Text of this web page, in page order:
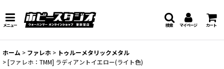
メニュー マイページ カート
検索
ホーム > ファレホ > トゥルーメタリックメタル
>[ファレホ：TMM] ラディアントイエロー(ライト色)